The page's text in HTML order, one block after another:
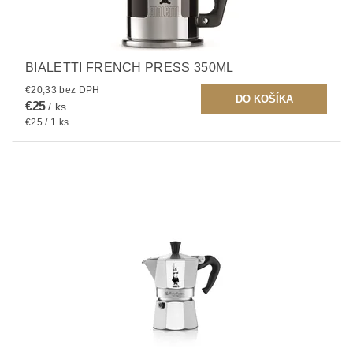
BIALETTI FRENCH PRESS 350ML
€20,33 bez DPH
€25/ ks
€25 / 1 ks